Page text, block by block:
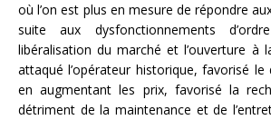
où l’on est plus en mesure de répondre
suite aux dysfonctionnements
libéralisation du marché et l’ouverture à
attaqué l’opérateur historique, favorisé
en augmentant les prix, favorisé la
détriment de la maintenance et de